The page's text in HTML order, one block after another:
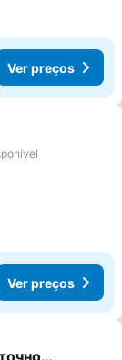
Ver preços
Ver preços